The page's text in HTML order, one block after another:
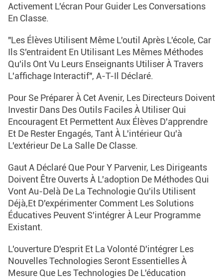
Activement L'écran Pour Guider Les Conversations
En Classe.
"Les Élèves Utilisent Même L'outil Après L'école, Car
Ils S'entraident En Utilisant Les Mêmes Méthodes
Qu'ils Ont Vu Leurs Enseignants Utiliser À Travers
L'affichage Interactif", A-T-Il Déclaré.
Pour Se Préparer À Cet Avenir, Les Directeurs Doivent
Investir Dans Des Outils Faciles À Utiliser Qui
Encouragent Et Permettent Aux Élèves D'apprendre
Et De Rester Engagés, Tant À L'intérieur Qu'à
L'extérieur De La Salle De Classe.
Gaut A Déclaré Que Pour Y Parvenir, Les Dirigeants
Doivent Être Ouverts À L'adoption De Méthodes Qui
Vont Au-Delà De La Technologie Qu'ils Utilisent
Déjà,et D'expérimenter Comment Les Solutions
Éducatives Peuvent S'intégrer À Leur Programme
Existant.
L'ouverture D'esprit Et La Volonté D'intégrer Les
Nouvelles Technologies Seront Essentielles À
Mesure Que Les Technologies De L'éducation